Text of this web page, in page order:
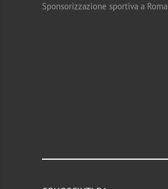
Sponsorizzazione sportiva a Roma